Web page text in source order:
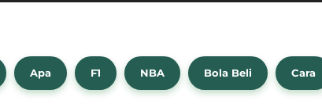
Apa F1 NBA Bola Beli Cara